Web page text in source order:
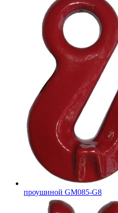
проушиной GM085-G8